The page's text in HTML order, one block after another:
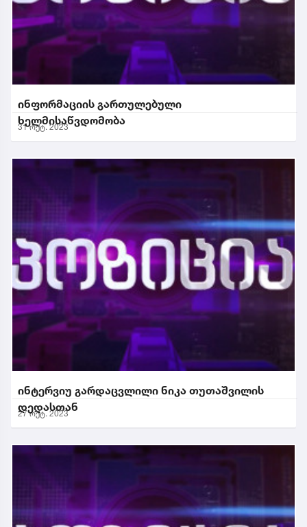
ინფორმაციის გართულებული
ხელმისაწვდომობა
31 ოქტ. 2023
ინტერვიუ გარდაცვლილი ნიკა თუთაშვილის
დედასთან
27 ოქტ. 2023